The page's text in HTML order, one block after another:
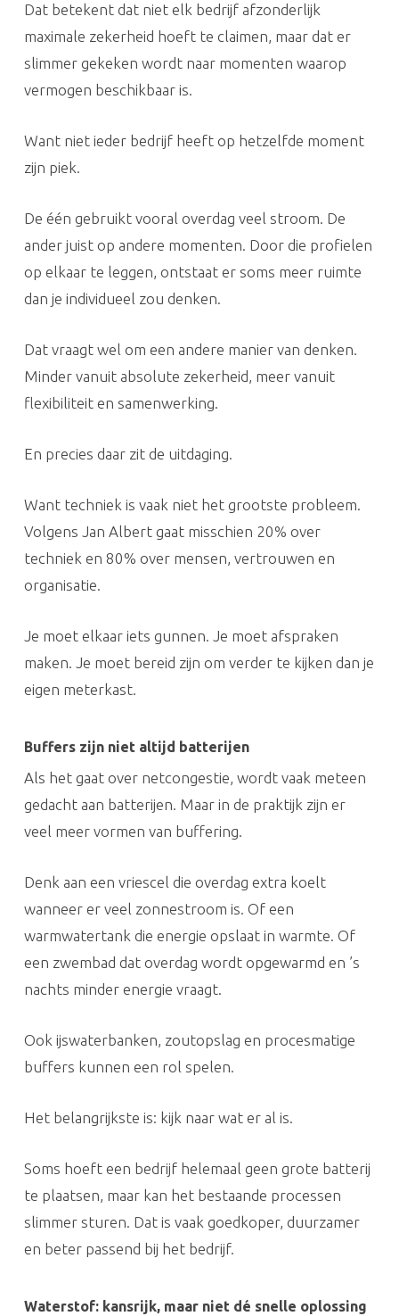
Dat betekent dat niet elk bedrijf afzonderlijk
maximale zekerheid hoeft te claimen, maar dat er
slimmer gekeken wordt naar momenten waarop
vermogen beschikbaar is.
Want niet ieder bedrijf heeft op hetzelfde moment
zijn piek.
De één gebruikt vooral overdag veel stroom. De
ander juist op andere momenten. Door die profielen
op elkaar te leggen, ontstaat er soms meer ruimte
dan je individueel zou denken.
Dat vraagt wel om een andere manier van denken.
Minder vanuit absolute zekerheid, meer vanuit
flexibiliteit en samenwerking.
En precies daar zit de uitdaging.
Want techniek is vaak niet het grootste probleem.
Volgens Jan Albert gaat misschien 20% over
techniek en 80% over mensen, vertrouwen en
organisatie.
Je moet elkaar iets gunnen. Je moet afspraken
maken. Je moet bereid zijn om verder te kijken dan je
eigen meterkast.
Buffers zijn niet altijd batterijen
Als het gaat over netcongestie, wordt vaak meteen
gedacht aan batterijen. Maar in de praktijk zijn er
veel meer vormen van buffering.
Denk aan een vriescel die overdag extra koelt
wanneer er veel zonnestroom is. Of een
warmwatertank die energie opslaat in warmte. Of
een zwembad dat overdag wordt opgewarmd en ’s
nachts minder energie vraagt.
Ook ijswaterbanken, zoutopslag en procesmatige
buffers kunnen een rol spelen.
Het belangrijkste is: kijk naar wat er al is.
Soms hoeft een bedrijf helemaal geen grote batterij
te plaatsen, maar kan het bestaande processen
slimmer sturen. Dat is vaak goedkoper, duurzamer
en beter passend bij het bedrijf.
Waterstof: kansrijk, maar niet dé snelle oplossing